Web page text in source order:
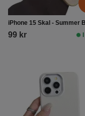
iPhone 15 Skal - Summer
99 kr